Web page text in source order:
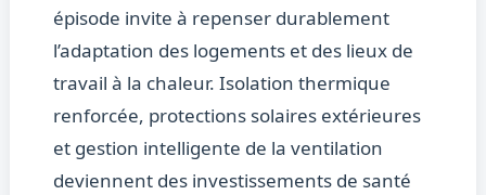
épisode invite à repenser durablement
l’adaptation des logements et des lieux de
travail à la chaleur. Isolation thermique
renforcée, protections solaires extérieures
et gestion intelligente de la ventilation
deviennent des investissements de santé